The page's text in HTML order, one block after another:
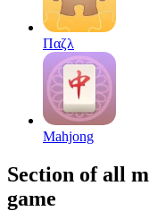
Παζλ
Mahjong
Section of all
game